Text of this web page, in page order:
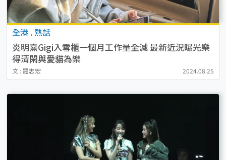
全港 . 熱話
炎明熹Gigi入雪櫃一個月工作量全滅 最新近況曝光樂
得清閑與愛貓為樂
文 : 羅志宏 2024.08.25